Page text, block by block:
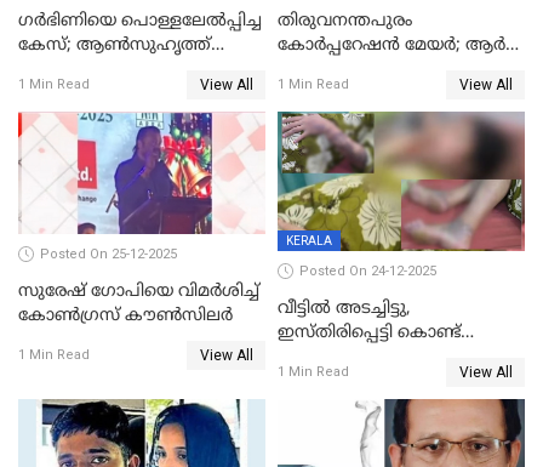
ഗര്‍ഭിണിയെ പൊള്ളലേല്‍പ്പിച്ച
കേസ്; ആണ്‍സുഹൃത്ത്
1 Min Read View All
തിരുവനന്തപുരം
കോര്‍പ്പറേഷന്‍ മേയർ; ആര്‍
1 Min Read View All
Posted On 25-12-2025
സുരേഷ് ഗോപിയെ വിമര്‍ശിച്ച്
കോണ്‍ഗ്രസ് കൗണ്‍സിലര്‍
1 Min Read View All
KERALA
Posted On 24-12-2025
വീട്ടിൽ അടച്ചിട്ടു,
ഇസ്തിരിപ്പെട്ടി കൊണ്ട്
ഗർഭിണിയായ യുവതിക്ക് ക്രൂര
1 Min Read View All